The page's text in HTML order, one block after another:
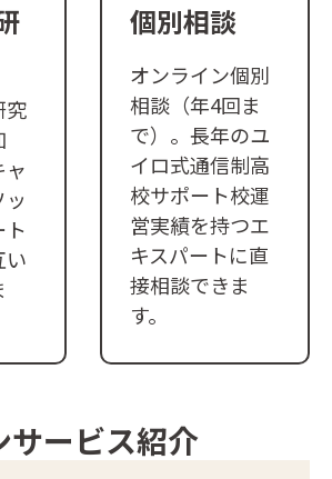
究
い
個別相談
オンライン個別
相談（年4回ま
で）。長年のユ
イロ式通信制高
校サポート校運
営実績を持つエ
キスパートに直
接相談できま
す。
サービス紹介